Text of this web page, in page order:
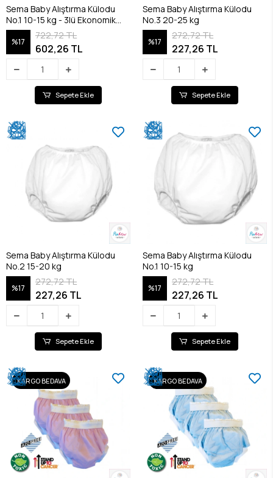
Sema Baby Alıştırma Külodu
No.1 10-15 kg - 3lü Ekonomik
Paket
%17
722,72 TL
602,26 TL
Sepete Ekle
Sema Baby Alıştırma Külodu
No.3 20-25 kg
%17
272,72 TL
227,26 TL
Sepete Ekle
Sema Baby Alıştırma Külodu
No.2 15-20 kg
%17
272,72 TL
227,26 TL
Sepete Ekle
Sema Baby Alıştırma Külodu
No.1 10-15 kg
%17
272,72 TL
227,26 TL
Sepete Ekle
KARGO BEDAVA KARGO BEDAVA